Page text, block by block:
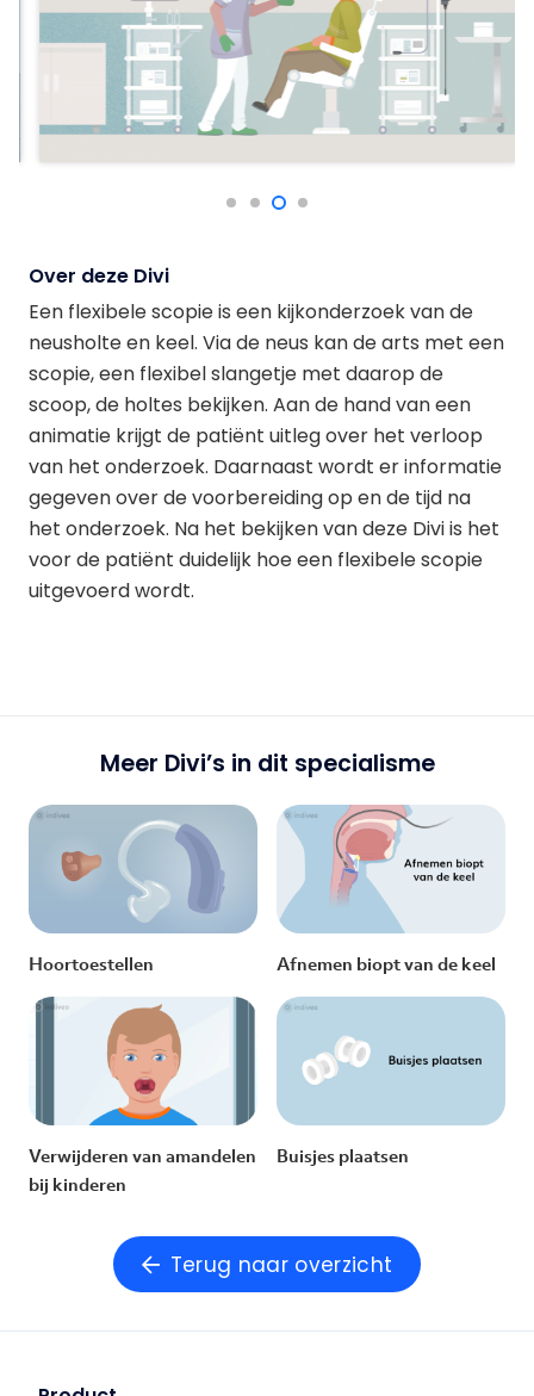
Over deze Divi
Een flexibele scopie is een kijkonderzoek van de
neusholte en keel. Via de neus kan de arts met een
scopie, een flexibel slangetje met daarop de
scoop, de holtes bekijken. Aan de hand van een
animatie krijgt de patiënt uitleg over het verloop
van het onderzoek. Daarnaast wordt er informatie
gegeven over de voorbereiding op en de tijd na
het onderzoek. Na het bekijken van deze Divi is het
voor de patiënt duidelijk hoe een flexibele scopie
uitgevoerd wordt.
Meer Divi’s in dit specialisme
Hoortoestellen Afnemen biopt van de keel
Verwijderen van amandelen
bij kinderen
Buisjes plaatsen
Terug naar overzicht